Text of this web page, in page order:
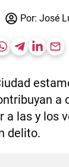
Por: José
a
a las y los
delito.